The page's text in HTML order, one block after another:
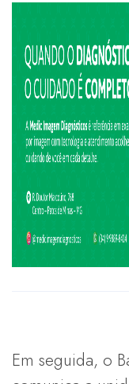
Em seguida, o